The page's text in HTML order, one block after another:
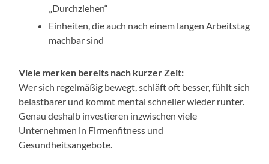
„Durchziehen“
Einheiten, die auch nach einem langen Arbeitstag
machbar sind
Viele merken bereits nach kurzer Zeit:
Wer sich regelmäßig bewegt, schläft oft besser, fühlt sich
belastbarer und kommt mental schneller wieder runter.
Genau deshalb investieren inzwischen viele
Unternehmen in Firmenfitness und
Gesundheitsangebote.